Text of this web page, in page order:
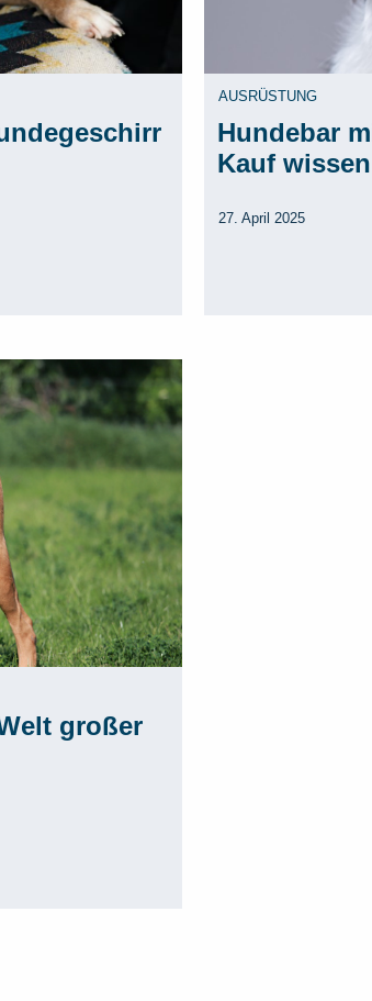
AUSRÜSTUNG
Hundebar
Kauf
27. April 2025
großer